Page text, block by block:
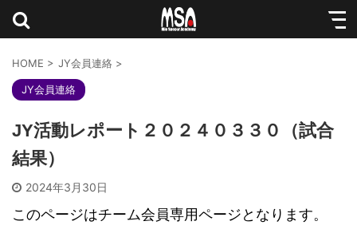
HOME > JY会員連絡 >
JY会員連絡
JY活動レポート２０２４０３３０（試合
結果）
2024年3月30日
このページはチーム会員専用ページとなります。